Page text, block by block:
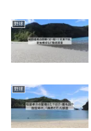
野球
野球